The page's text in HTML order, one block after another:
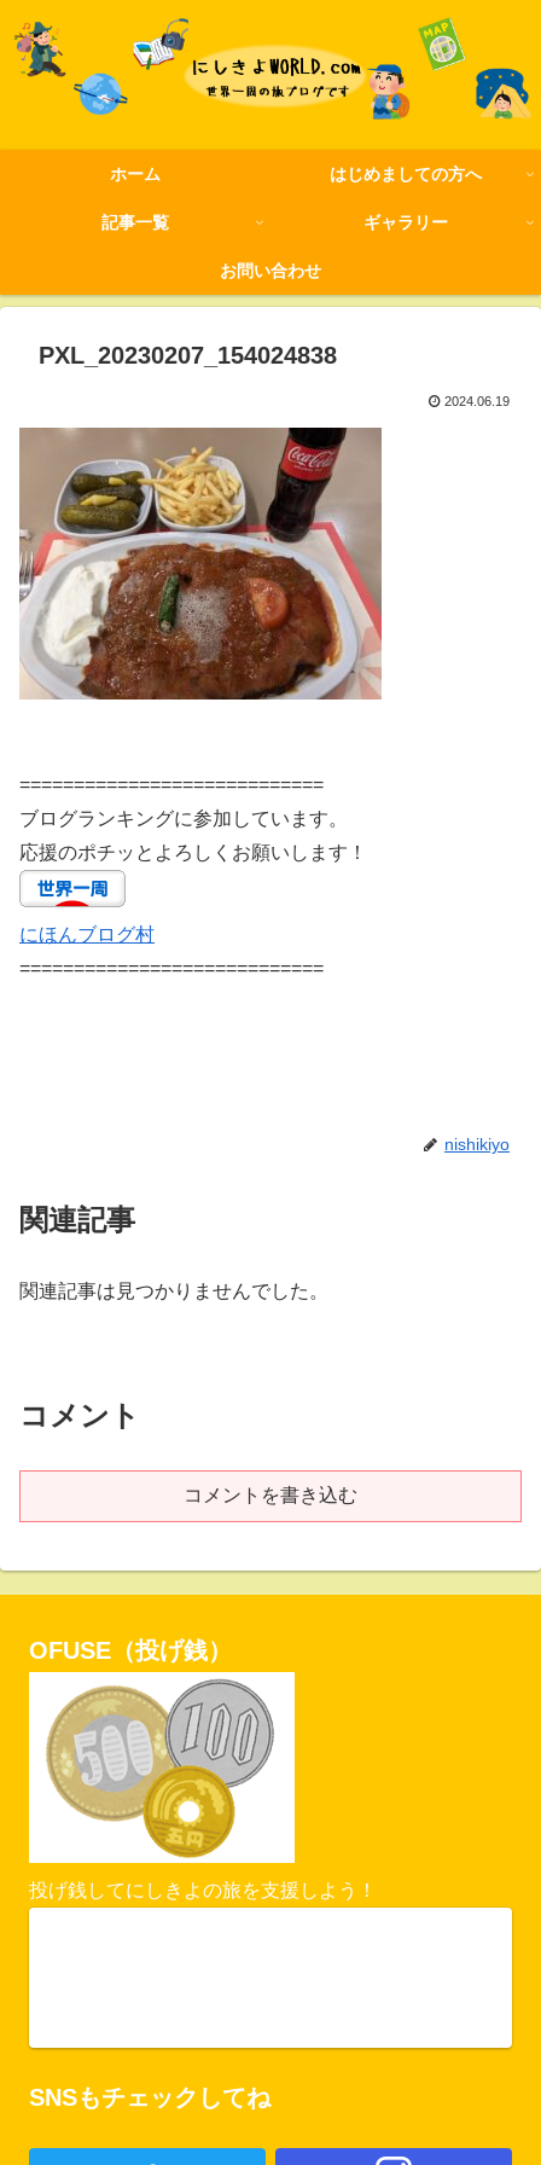
ホーム はじめましての方へ
記事一覧 ギャラリー
お問い合わせ
PXL_20230207_154024838
2024.06.19
============================
ブログランキングに参加しています。
応援のポチッとよろしくお願いします！
にほんブログ村
============================
nishikiyo
関連記事
関連記事は見つかりませんでした。
コメント
コメントを書き込む
OFUSE（投げ銭）
投げ銭してにしきよの旅を支援しよう！
SNSもチェックしてね